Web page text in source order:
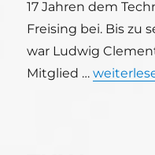
17 Jahren dem
Freising bei. Bis zu
war Ludwig
Mitglied …„Das